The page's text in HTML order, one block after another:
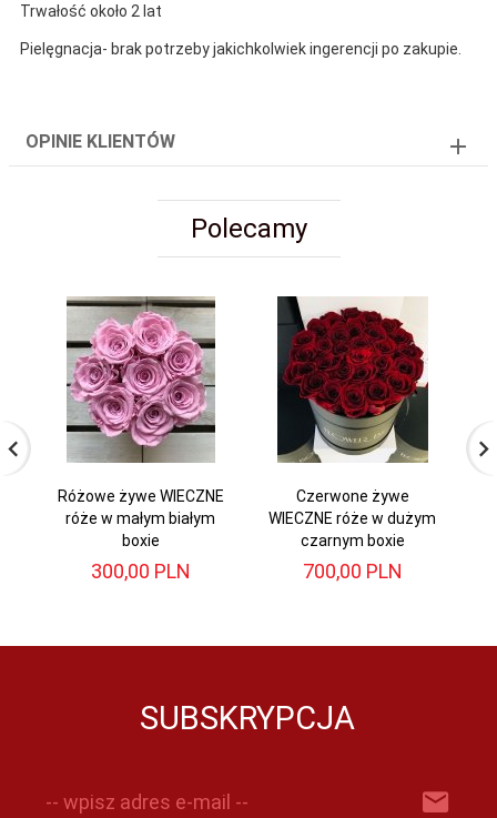
Trwałość około 2 lat
Pielęgnacja- brak potrzeby jakichkolwiek ingerencji po zakupie.
OPINIE KLIENTÓW
Polecamy
Różowe żywe WIECZNE
róże w małym białym
boxie
300,00 PLN
Czerwone żywe
WIECZNE róże w dużym
czarnym boxie
700,00 PLN
SUBSKRYPCJA
-- wpisz adres e-mail --